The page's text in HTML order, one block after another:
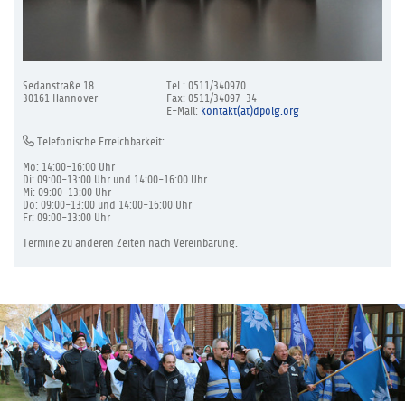
Sedanstraße 18
30161 Hannover
Tel.: 0511/340970
Fax: 0511/34097-34
E-Mail: kontakt(at)dpolg.org
Telefonische Erreichbarkeit:
Mo: 14:00-16:00 Uhr
Di: 09:00-13:00 Uhr und 14:00-16:00 Uhr
Mi: 09:00-13:00 Uhr
Do: 09:00-13:00 und 14:00-16:00 Uhr
Fr: 09:00-13:00 Uhr
Termine zu anderen Zeiten nach Vereinbarung.